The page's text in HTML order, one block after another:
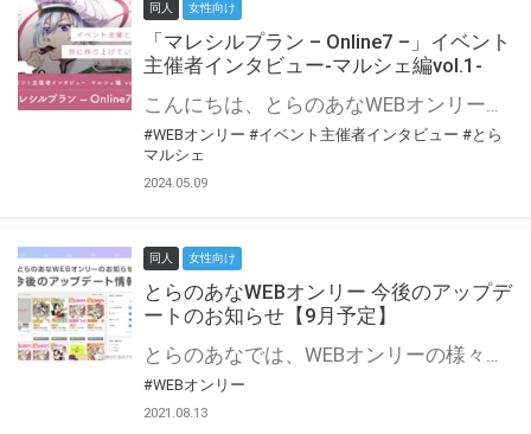
同人 女性向け
「マレシルプラン – Online7 –」イベント
主催者インタビュー-マルシェ編vol.1-
こんにちは、とらのあなWEBオンリー運営スタッフです。 新たにお届けする、イベント主催者インタビュー-マルシェ編-は、 とらのあなWEBオンリー「マルシェ」をご利用した主催様に 「マルシェ」を使って開催した感想や心がけをお聞きする企画です。 今回は、WEBオンリー開催7回目迎えた「マレシルプラン – Online7 –」より、 主催の玉川うた様にお話を伺いました。 ▼マレシルプランのインタビュー前回記事 「イベント主催者インタビュー vol.6」はこちら 協力：玉川うた様（マレシルプラン実行委員会 代表）／イベント公式Twitter（@mallesil_plan） とらのあなWEBオンリー「マルシェ」とは？ WEBオンリーでリアルタイムでコミュニケーションがとれるオンライン会場です。
#WEBオンリー #イベント主催者インタビュー #とら
マルシェ
2024.05.09
同人 女性向け
とらのあなWEBオンリー 今後のアップデ
ートのお知らせ【9月予定】
とらのあなでは、WEBオンリーの様々な支援を実施しています。 今回は2021年9月に実装を予定しているアップデート情報についてご紹介いたします。 とらのあなWEBオンリーサイトはこちら
#WEBオンリー
2021.08.13